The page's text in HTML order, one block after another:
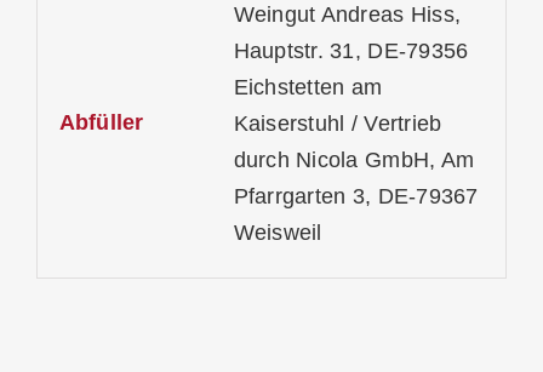
Abfüller
Weingut Andreas Hiss,
Hauptstr. 31, DE-79356
Eichstetten am
Kaiserstuhl / Vertrieb
durch Nicola GmbH, Am
Pfarrgarten 3, DE-79367
Weisweil